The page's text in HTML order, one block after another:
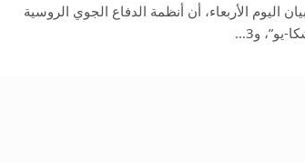
اليوم الأربعاء، أن أنظمة الدفاع الجوي الروسية